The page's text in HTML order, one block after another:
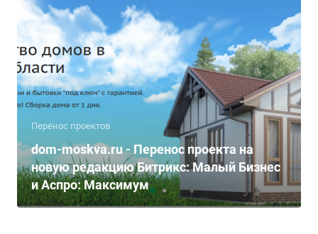
Перенос проектов
dom-moskva.ru - Перенос проекта на
новую редакцию Битрикс: Малый Бизнес
и Аспро: Максимум